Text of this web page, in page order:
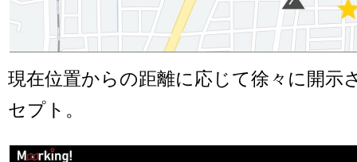
現在位置からの距離に応じて徐々に開示
セプト。